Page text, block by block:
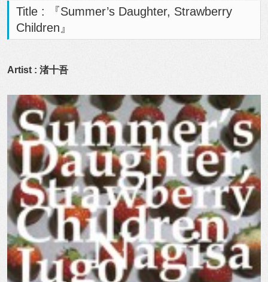
Title : 『Summer’s Daughter, Strawberry
Children』
Artist : 渚十吾